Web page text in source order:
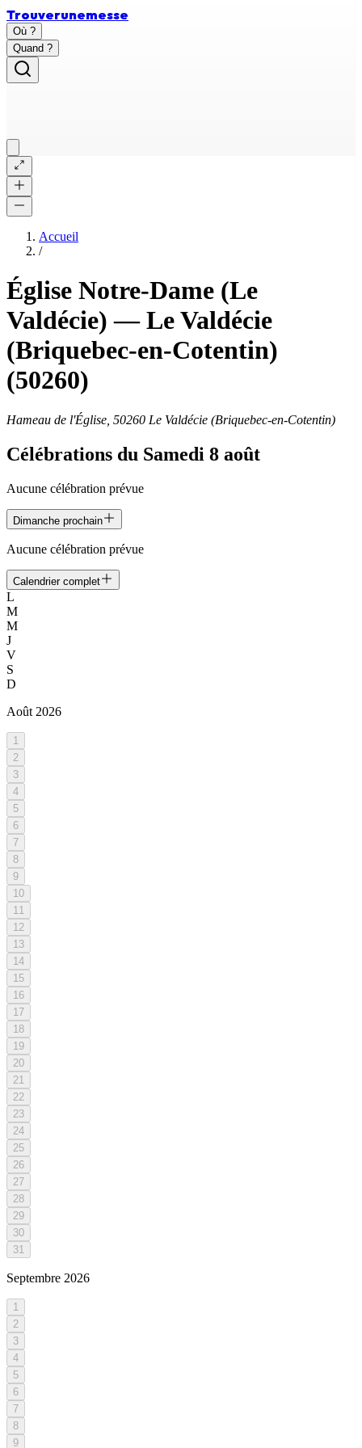
Trouverunemesse
Où ?
Quand ?
Accueil
/
Église Notre-Dame (Le
Valdécie) —Le Valdécie
(Briquebec-en-Cotentin)
(50260)
Hameau de l'Église, 50260 Le Valdécie (Briquebec-en-Cotentin)
Célébrations du Samedi 8 août
Aucune célébration prévue
Dimanche prochain
Aucune célébration prévue
Calendrier complet
L
M
M
J
V
S
D
Août 2026
1
2
3
4
5
6
7
8
9
10
11
12
13
14
15
16
17
18
19
20
21
22
23
24
25
26
27
28
29
30
31
Septembre 2026
1
2
3
4
5
6
7
8
9